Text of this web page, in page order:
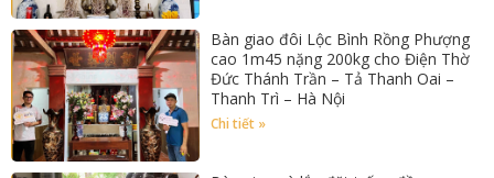
Bàn giao đôi Lộc Bình Rồng Phượng
cao 1m45 nặng 200kg cho Điện Thờ
Đức Thánh Trần – Tả Thanh Oai –
Thanh Trì – Hà Nội
Chi tiết »